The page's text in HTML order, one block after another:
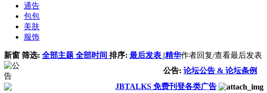
通告
包包
美肤
服饰
新窗 筛选: 全部主题 全部时间 排序: 最后发表 |精华作者回复/查看最后发表
公告: 论坛公告 & 论坛条例
JBTALKS 免费刊登各类广告